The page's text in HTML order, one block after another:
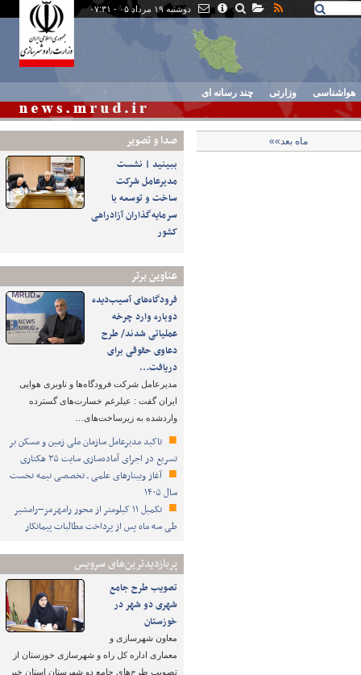
دوشنبه ۱۹ مرداد ۰۵ - ۰۷:۳۱
هواشناسی وزارتی چند رسانه ای
صدا و تصوير
ببینید | نشست
مدیرعامل شرکت
ساخت و توسعه با
سرمایه‌گذاران آزادراهی
کشور
عناوین برتر
فرودگاه‌های آسیب‌دیده
دوباره وارد چرخه
عملیاتی شدند/ طرح
دعاوی حقوقی برای
دریافت…
مدیرعامل شرکت فرودگاه‌ها و ناوبری هوایی
ایران گفت : عیلرغم خسارت‌های گسترده
واردشده به زیرساخت‌های…
تاکید مدیرعامل سازمان ملی زمین و مسکن بر
تسریع در اجرای آماده‌سازی سایت ۳۵ هکتاری
آغاز وبینارهای علمی ـ تخصصی نیمه نخست
سال ۱۴۰۵
تکمیل ۱۱ کیلومتر از محور رامهرمز–رامشیر
طی سه ماه پس از پرداخت مطالبات پیمانکار
پربازدیدترین‌های سرویس
تصویب طرح‌ جامع
شهری دو شهر در
خوزستان
معاون شهرسازی و
معماری اداره کل راه و شهرسازی خوزستان از
تصویب طرح‌های جامع دو شهرستان استان خبر
ماه بعد»»